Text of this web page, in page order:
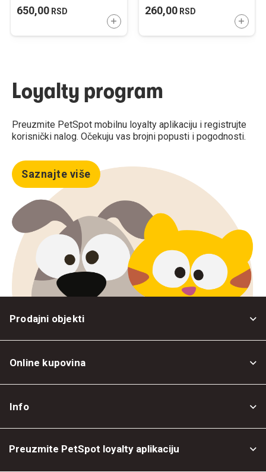
650,00 RSD
DODAJTE U KORPU
260,00RSD
Loyalty program
Preuzmite PetSpot mobilnu loyalty aplikaciju i registrujte
korisnički nalog. Očekuju vas brojni popusti i pogodnosti.
Saznajte više
Prodajni objekti
Online kupovina
Info
Preuzmite PetSpot loyalty aplikaciju